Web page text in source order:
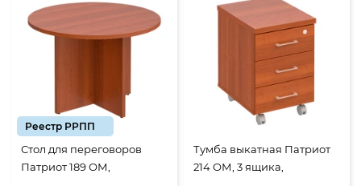
Реестр РРПП
Стол для переговоров
Патриот 189 ОМ,
Тумба выкатная Патриот
214 ОМ, 3 ящика,